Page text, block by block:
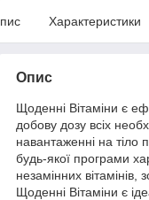
Характеристики
Опис
Щоденні Вітаміни є
добову дозу всіх
навантаженні на тіло
будь-якої програми
незамінних
Щоденні Вітаміни є